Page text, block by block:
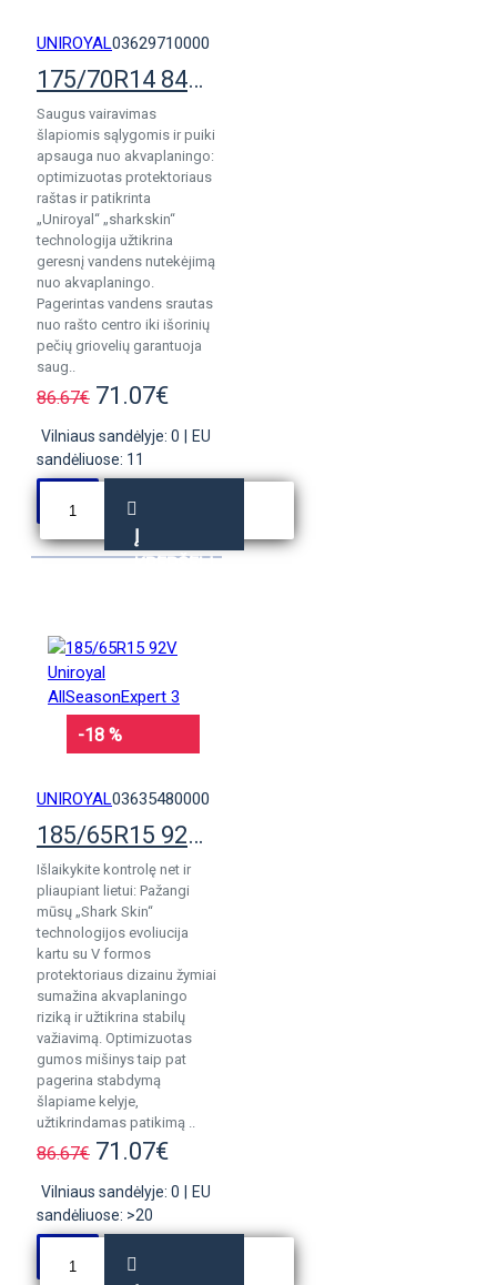
UNIROYAL03629710000
175/70R14 84T Uniroyal AllSeasonExpert 2
Saugus vairavimas
šlapiomis sąlygomis ir puiki
apsauga nuo akvaplaningo:
optimizuotas protektoriaus
raštas ir patikrinta
„Uniroyal“ „sharkskin“
technologija užtikrina
geresnį vandens nutekėjimą
nuo akvaplaningo.
Pagerintas vandens srautas
nuo rašto centro iki išorinių
pečių griovelių garantuoja
saug..
86.67€ 71.07€
Vilniaus sandėlyje: 0
EU
sandėliuose: 11
Į
KREPŠELĮ
-18 %
UNIROYAL03635480000
185/65R15 92V Uniroyal AllSeasonExpert 3
Išlaikykite kontrolę net ir
pliaupiant lietui: Pažangi
mūsų „Shark Skin“
technologijos evoliucija
kartu su V formos
protektoriaus dizainu žymiai
sumažina akvaplaningo
riziką ir užtikrina stabilų
važiavimą. Optimizuotas
gumos mišinys taip pat
pagerina stabdymą
šlapiame kelyje,
užtikrindamas patikimą ..
86.67€ 71.07€
Vilniaus sandėlyje: 0
EU
sandėliuose: >20